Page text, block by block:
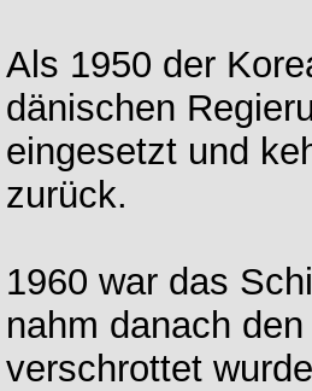
Als 1950 der
dänischen
eingesetzt und
zurück.
1960 war das
nahm danach
verschrottet